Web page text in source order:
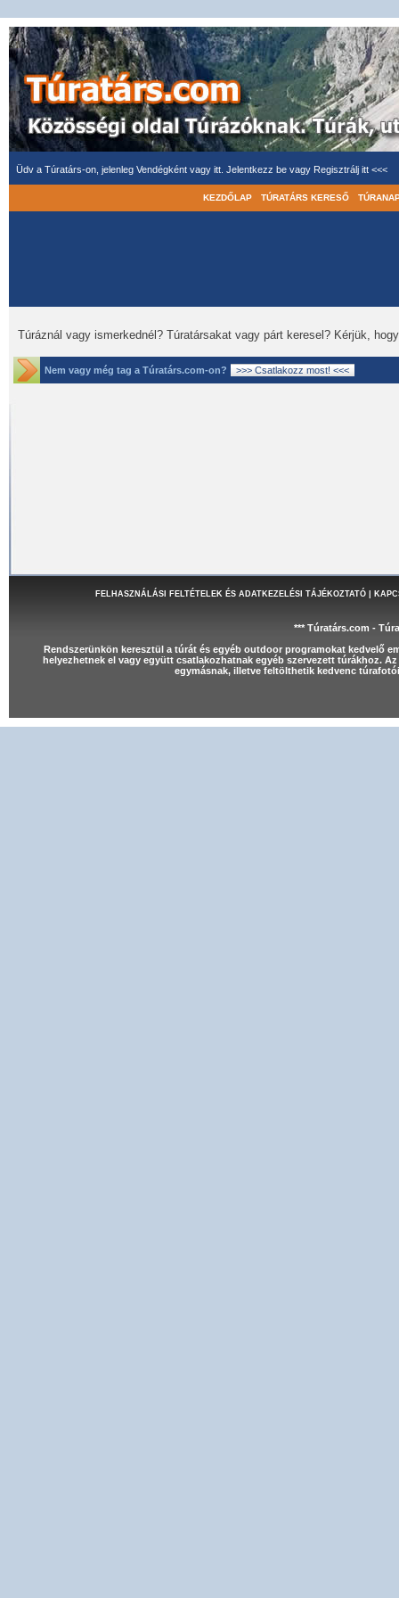
Üdv a Túratárs-on, jelenleg Vendégként vagy itt. Jelentkezz be vagy Regisztrálj itt <<<
KEZDŐLAP TÚRATÁRS KERESŐ
Túráznál vagy ismerkednél? Túratársakat vagy párt keresel? Kérjük,
Nem vagy még tag a Túratárs.com-on?
FELHASZNÁLÁSI FELTÉTELEK ÉS ADATKEZELÉSI TÁJÉKOZTATÓ|
*** Túratárs.com -
Rendszerünkön keresztül a túrát és egyéb outdoor programokat kedvelő
helyezhetnek el vagy együtt csatlakozhatnak egyéb szervezett túrákhoz.
egymásnak, illetve feltölthetik kedvenc